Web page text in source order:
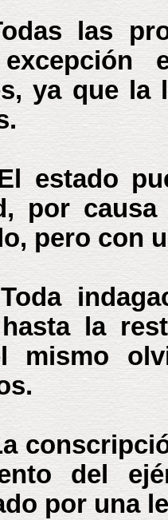
las
ya que la
estado
por
pero con
la
mismo
del
por una